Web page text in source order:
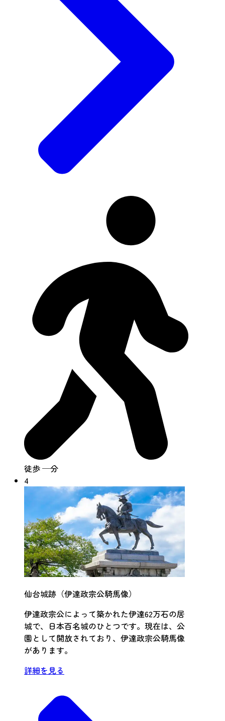
徒歩 ─分
4
仙台城跡（伊達政宗公騎馬像）
伊達政宗公によって築かれた伊達62万石の居
城で、日本百名城のひとつです。現在は、公
園として開放されており、伊達政宗公騎馬像
があります。
詳細を見る